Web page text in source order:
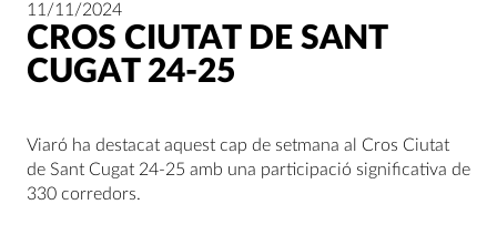
11/11/2024
CROS CIUTAT DE SANT
CUGAT 24-25
Viaró ha destacat aquest cap de setmana al Cros Ciutat
de Sant Cugat 24-25 amb una participació significativa de
330 corredors.